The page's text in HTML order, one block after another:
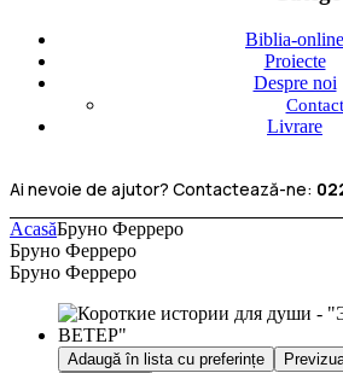
Biblia-online
Proiecte
Despre noi
Livrare
Ai nevoie de ajutor? Contactează-ne:
AcasăБруно Ферреро
Бруно Ферреро
Бруно Ферреро
Adaugă în lista cu preferințe